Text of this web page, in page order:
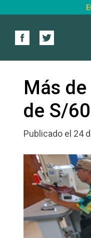
Más
de S/
Publicado el 24